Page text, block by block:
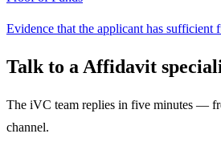
Evidence that the applicant has sufficient
Talk to a Affidavit
The iVC team replies in five minutes —
channel.